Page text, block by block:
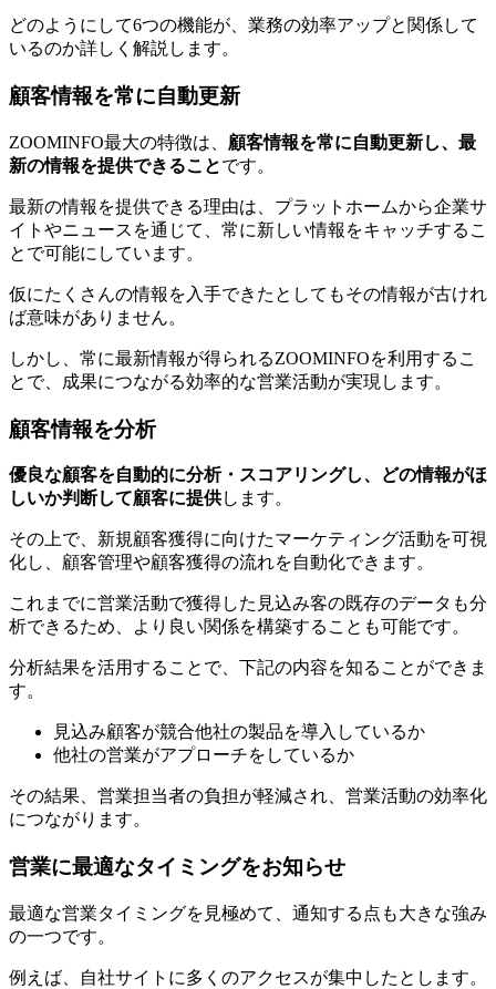
どのようにして6つの機能が、業務の効率アップと関係して
いるのか詳しく解説します。
顧客情報を常に自動更新
ZOOMINFO最大の特徴は、 顧客情報を常に自動更新し、最
新の情報を提供できることです。
最新の情報を提供できる理由は、プラットホームから企業サ
イトやニュースを通じて、常に新しい情報をキャッチするこ
とで可能にしています。
仮にたくさんの情報を入手できたとしてもその情報が古けれ
ば意味がありません。
しかし、常に最新情報が得られるZOOMINFOを利用するこ
とで、成果につながる効率的な営業活動が実現します。
顧客情報を分析
優良な顧客を自動的に分析・スコアリングし、どの情報がほ
しいか判断して顧客に提供します。
その上で、新規顧客獲得に向けたマーケティング活動を可視
化し、顧客管理や顧客獲得の流れを自動化できます。
これまでに営業活動で獲得した見込み客の既存のデータも分
析できるため、より良い関係を構築することも可能です。
分析結果を活用することで、下記の内容を知ることができま
す。
見込み顧客が競合他社の製品を導入しているか
他社の営業がアプローチをしているか
その結果、営業担当者の負担が軽減され、営業活動の効率化
につながります。
営業に最適なタイミングをお知らせ
最適な営業タイミングを見極めて、通知する点も大きな強み
の一つです。
例えば、自社サイトに多くのアクセスが集中したとします。